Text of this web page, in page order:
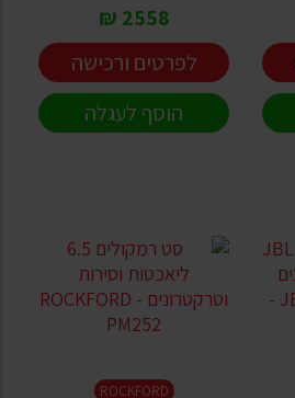
2558 ₪
לפרטים ורכישה
הוסף לעגלה
ROCKFORD